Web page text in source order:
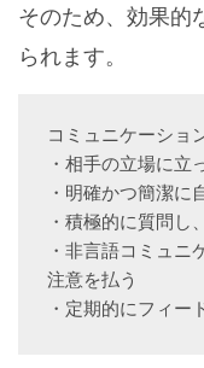
そのため、効果的
られます。
コミュニケーショ
・相手の立場に立
・明確かつ簡潔に
・積極的に質問し
・非言語コミュニ
注意を払う
・定期的にフィー